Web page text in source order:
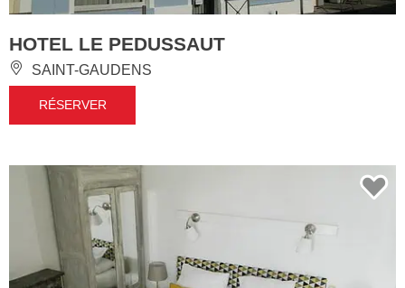
HOTEL LE PEDUSSAUT
SAINT-GAUDENS
RÉSERVER